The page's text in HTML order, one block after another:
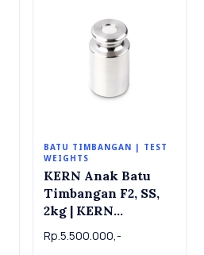
BATU TIMBANGAN | TEST
WEIGHTS
KERN Anak Batu
Timbangan F2, SS,
2kg | KERN
Individual weight
337-12 , OIML Class
Rp.5.500.000,-